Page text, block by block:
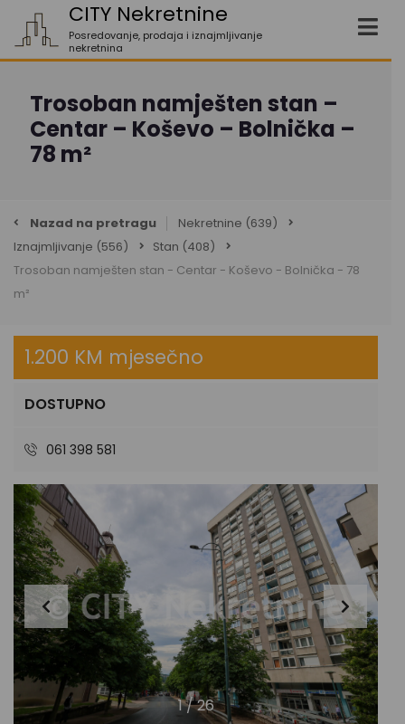
CITY Nekretnine
Posredovanje, prodaja i iznajmljivanje
nekretnina
Trosoban namješten stan –
Centar – Koševo – Bolnička –
78 m²
Nazad na pretragu Nekretnine (639)
Iznajmljivanje (556) Stan (408)
Trosoban namješten stan - Centar - Koševo - Bolnička - 78
m²
1.200 KM mjesečno
DOSTUPNO
061 398 581
1/26